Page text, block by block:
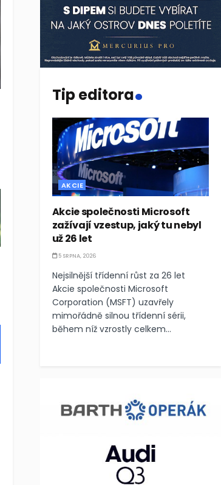
Tip editora.
AKCIE
Akcie společnosti Microsoft
zažívají vzestup, jaký tu nebyl
už 26 let
5 SRPNA, 2026
Nejsilnější třídenní růst za 26 let
Akcie společnosti Microsoft
Corporation (MSFT) uzavřely
mimořádně silnou třídenní sérii,
během níž vzrostly celkem...